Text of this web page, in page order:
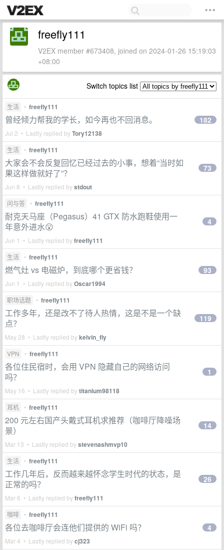
freefly111
V2EX member #673408, joined on 2024-01-26 15:19:03
+08:00
Switch topics list
生活 • freefly111
曾经倾力帮我的学长，如今再也不回消息。
Jul 2 • Lastly replied byTory12138
182
生活 • freefly111
大家会不会反复回忆已经过去的小事，想着“当时如
果这样做就好了”？
Jun 8 • Lastly replied bystdout
73
问与答 • freefly111
耐克天马座（Pegasus）41 GTX 防水跑鞋使用一
年意外进水😮
Jun 1 • Lastly replied byfreefly111
4
生活 • freefly111
燃气灶 vs 电磁炉，到底哪个更省钱？
Jun 1 • Lastly replied byOscar1994
93
职场话题 • freefly111
工作多年，还是改不了待人热情，这是不是一个缺
点？
May 28 • Lastly replied bykelvin_fly
119
VPN • freefly111
各位住民宿时，会用 VPN 隐藏自己的网络访问
吗？
May 16 • Lastly replied bytitanium98118
1
耳机 • freefly111
200 元左右国产头戴式耳机求推荐（咖啡厅降噪场
景）
Mar 13 • Lastly replied bystevenashmvp10
14
生活 • freefly111
工作几年后，反而越来越怀念学生时代的状态，是
正常的吗？
Mar 6 • Lastly replied byfreefly111
26
咖啡 • freefly111
各位去咖啡厅会连他们提供的 WiFi 吗？
Mar 4 • Lastly replied bycj323
4